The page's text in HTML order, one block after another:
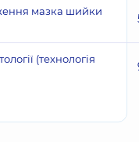
мазка шийки
(технологія